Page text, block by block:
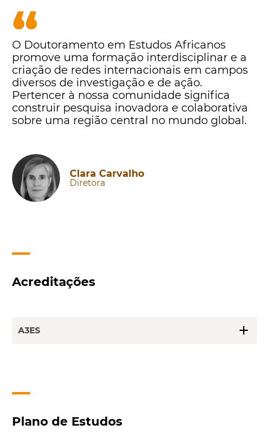
“
O Doutoramento em Estudos Africanos
promove uma formação interdisciplinar e a
criação de redes internacionais em campos
diversos de investigação e de ação.
Pertencer à nossa comunidade significa
construir pesquisa inovadora e colaborativa
sobre uma região central no mundo global.
Clara Carvalho
Diretora
Acreditações
A3ES add
Plano de Estudos